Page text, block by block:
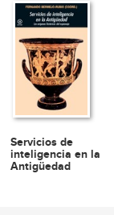
Servicios de
inteligencia en la
Antigüedad